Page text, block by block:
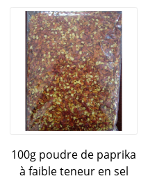
100g poudre de paprika
à faible teneur en sel